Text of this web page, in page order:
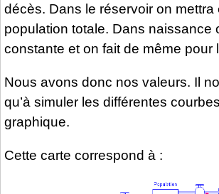
décès. Dans le réservoir on mettra
population totale. Dans naissance
constante et on fait de même pour
Nous avons donc nos valeurs. Il
qu’à simuler les différentes
graphique.
Cette carte correspond à :